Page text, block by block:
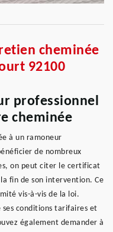
cheminée
92100
professionnel
cheminée
à un ramoneur
de nombreux
on peut citer le certificat
fin de son intervention. Ce
vis-à-vis de la loi.
ses conditions tarifaires et
également demander à